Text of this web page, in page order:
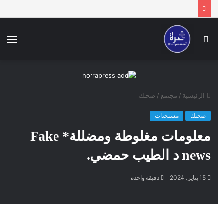
بحث
الرئيسية / مجتمع / صحتك
صحتك مستجدات
معلومات مغلوطة ومضللة* Fake
news د الطيب حمضي.
15 يناير، 2024 دقيقة واحدة